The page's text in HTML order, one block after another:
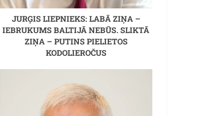
JURĢIS LIEPNIEKS: LABĀ ZIŅA –
IEBRUKUMS BALTIJĀ NEBŪS. SLIKTĀ
ZIŅA – PUTINS PIELIETOS
KODOLIEROČUS